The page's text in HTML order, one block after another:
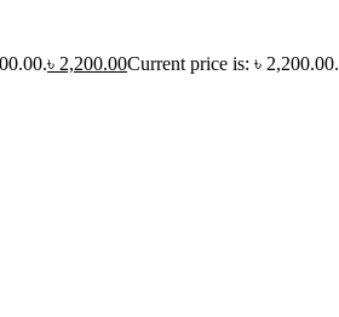
৳ 2,200.00Current price is: ৳ 2,200.00.